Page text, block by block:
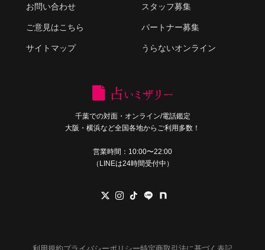
お問い合わせ
ご意見はこちら
サイトマップ
スタッフ募集
パートナー募集
うらないオンライン
千葉での対面・オンライン/電話鑑定
大阪・横浜など全国各地からご利用多数！
営業時間：10:00〜22:00
（LINEは24時間受付中）
利用規約プライバシーポリシー特定商取引法に基づく表記